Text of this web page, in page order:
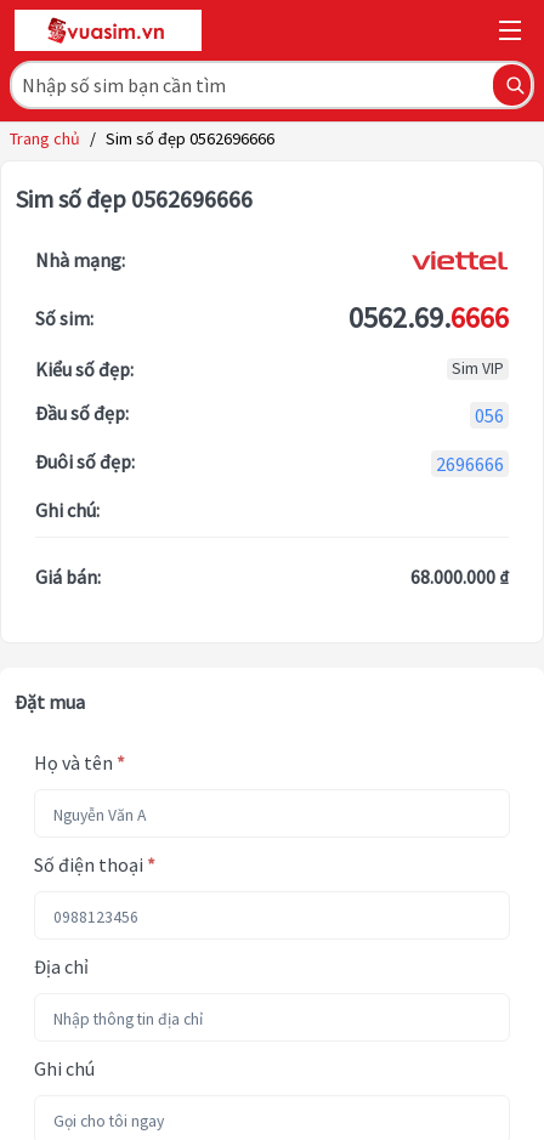
Trang chủ / Sim số đẹp 0562696666
Sim số đẹp 0562696666
Nhà mạng:
Số sim: 0562.69.6666
Kiểu số đẹp: Sim VIP
Đầu số đẹp:
056
Đuôi số đẹp:
2696666
Ghi chú:
Giá bán: 68.000.000 ₫
Đặt mua
Họ và tên *
Số điện thoại *
Địa chỉ
Ghi chú